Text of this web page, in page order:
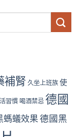
補腎 久坐上班族 使
習慣 喝酒禁忌 德國
螞蟻效果德國黑